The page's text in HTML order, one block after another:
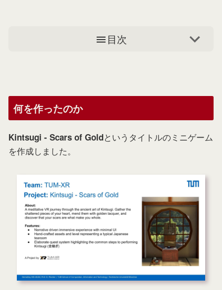
目次
何を作ったのか
Kintsugi - Scars of Goldというタイトルのミニゲーム
を作成しました。